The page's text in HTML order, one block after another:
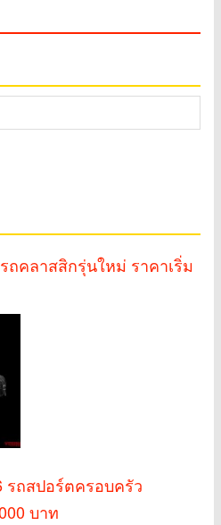
ถคลาสสิกรุ่นใหม่ ราคาเริ่ม
รถสปอร์ตครอบครัว
บาท